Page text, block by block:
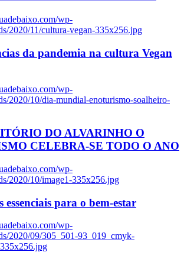
wp-
2020/11/cultura-vegan-335x256.jpg
da pandemia na cultura Vegan
wp-
2020/10/dia-mundial-enoturismo-soalheiro-
DO ALVARINHO O
CELEBRA-SE TODO O ANO
wp-
2020/10/image1-335x256.jpg
essenciais para o bem-estar
wp-
2020/09/305_501-93_019_cmyk-